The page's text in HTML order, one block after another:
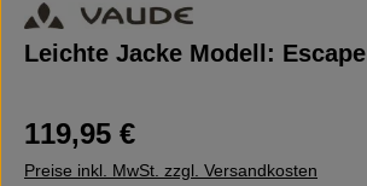
Leichte Jacke Modell: Escape
Regulärer Preis:
119,95 €
Preise inkl. MwSt. zzgl. Versandkosten